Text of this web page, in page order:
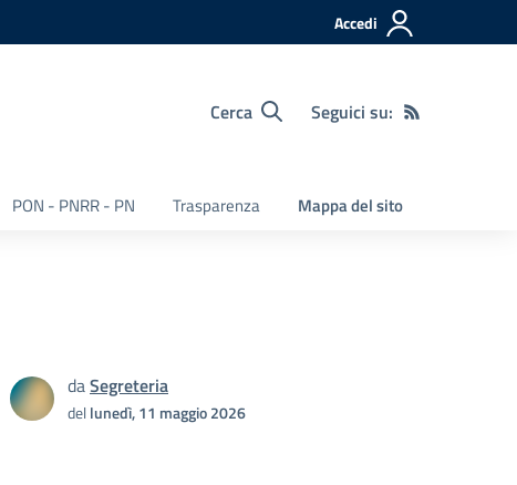
Accedi
Cerca Seguici su:
PON - PNRR - PN Trasparenza Mappa del sito
daSegreteria
dellunedì, 11 maggio 2026